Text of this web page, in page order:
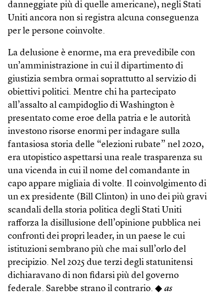
danneggiate più di quelle americane), negli Stati
Uniti ancora non si registra alcuna conseguenza
per le persone coinvolte.
La delusione è enorme, ma era prevedibile con
un’amministrazione in cui il dipartimento di
giustizia sembra ormai soprattutto al servizio di
obiettivi politici. Mentre chi ha partecipato
all’assalto al campidoglio di Washington è
presentato come eroe della patria e le autorità
investono risorse enormi per indagare sulla
fantasiosa storia delle “elezioni rubate” nel 2020,
era utopistico aspettarsi una reale trasparenza su
una vicenda in cui il nome del comandante in
capo appare migliaia di volte. Il coinvolgimento di
un ex presidente (Bill Clinton) in uno dei più gravi
scandali della storia politica degli Stati Uniti
rafforza la disillusione dell’opinione pubblica nei
confronti dei propri leader, in un paese le cui
istituzioni sembrano più che mai sull’orlo del
precipizio. Nel 2025 due terzi degli statunitensi
dichiaravano di non fidarsi più del governo
federale. Sarebbe strano il contrario. ◆ as